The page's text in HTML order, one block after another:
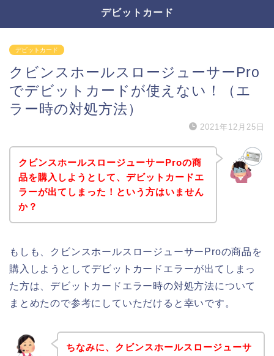
デビットカード
デビットカード
クビンスホールスロージューサーPro
でデビットカードが使えない！（エ
ラー時の対処方法）
2021年12月25日
クビンスホールスロージューサーProの商
品を購入しようとして、デビットカードエ
ラーが出てしまった！という方はいません
か？
もしも、クビンスホールスロージューサーProの商品を
購入しようとしてデビットカードエラーが出てしまっ
た方は、デビットカードエラー時の対処方法について
まとめたので参考にしていただけると幸いです。
ちなみに、クビンスホールスロージューサ